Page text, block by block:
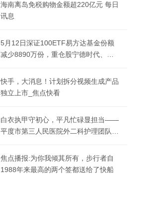
海南离岛免税购物金额超220亿元 每日
讯息
5月12日深证100ETF易方达基金份额
减少8890万份，重仓股宁德时代、中
快手，大消息！计划拆分视频生成产品
独立上市_焦点快看
白衣执甲守初心，平凡忙碌显担当——
平度市第三人民医院外二科护理团队护
焦点播报:为你我倾其所有，步行者自
1988年来最高的两个签都送给了快船